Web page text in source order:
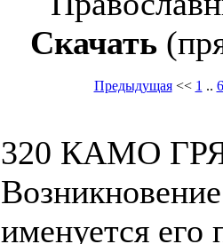
Скачать
Предыдущая<< 1 ..
320 КАМО
именуется его